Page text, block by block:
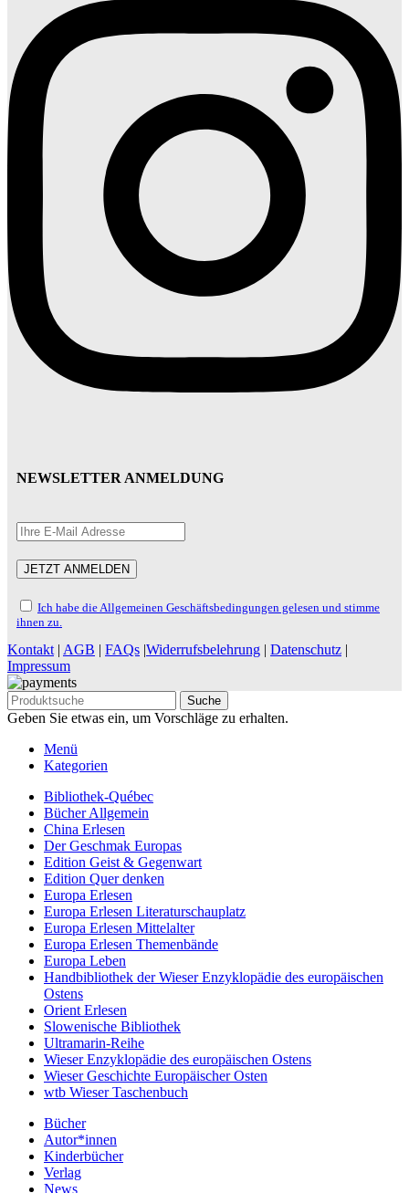
NEWSLETTER ANMELDUNG
Ich habe die Allgemeinen Geschäftsbedingungen gelesen und stimme
ihnen zu.
Kontakt | AGB | FAQs |Widerrufsbelehrung | Datenschutz |
Impressum
Suche
Geben Sie etwas ein, um Vorschläge zu erhalten.
Menü
Kategorien
Bibliothek-Québec
Bücher Allgemein
China Erlesen
Der Geschmak Europas
Edition Geist & Gegenwart
Edition Quer denken
Europa Erlesen
Europa Erlesen Literaturschauplatz
Europa Erlesen Mittelalter
Europa Erlesen Themenbände
Europa Leben
Handbibliothek der Wieser Enzyklopädie des europäischen
Ostens
Orient Erlesen
Slowenische Bibliothek
Ultramarin-Reihe
Wieser Enzyklopädie des europäischen Ostens
Wieser Geschichte Europäischer Osten
wtb Wieser Taschenbuch
Bücher
Autor*innen
Kinderbücher
Verlag
News